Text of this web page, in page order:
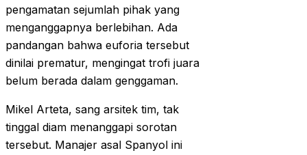
pengamatan sejumlah pihak yang
menganggapnya berlebihan. Ada
pandangan bahwa euforia tersebut
dinilai prematur, mengingat trofi juara
belum berada dalam genggaman.
Mikel Arteta, sang arsitek tim, tak
tinggal diam menanggapi sorotan
tersebut. Manajer asal Spanyol ini